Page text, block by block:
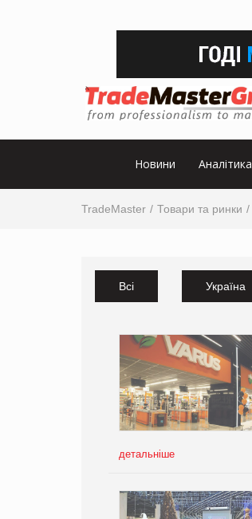
Новини Аналітика
TradeMaster Товари та ринки
Всі Україна
детальніше